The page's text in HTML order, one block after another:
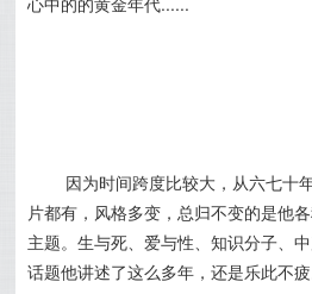
因为时间跨度比较大，从六七十
片都有，风格多变，总归不变的是他
主题。生与死、爱与性、知识分子、
话题他讲述了这么多年，还是乐此不疲